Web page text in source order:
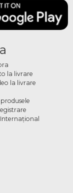
la livrare
la livrare